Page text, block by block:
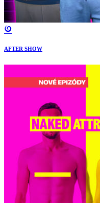
AFTER SHOW